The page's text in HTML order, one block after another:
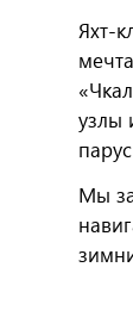
Яхт-
узлы
Мы